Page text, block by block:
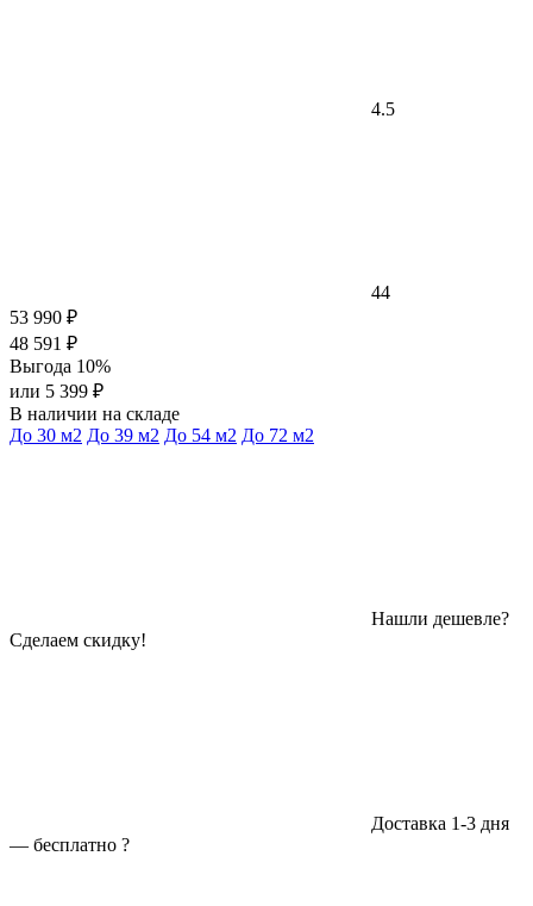
4.5
44
53 990 ₽
48 591 ₽
Выгода 10%
или 5 399 ₽
В наличии на складе
До 30 м2 До 39 м2 До 54 м2 До 72 м2
Нашли дешевле?
Сделаем скидку!
Доставка 1-3 дня
— бесплатно ?